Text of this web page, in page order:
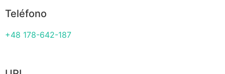
Teléfono
+48 178-642-187